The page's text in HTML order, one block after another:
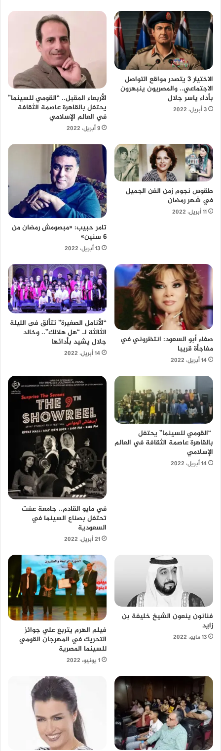
الاختيار 3 يتصدر مواقع التواصل
الاجتماعي.. والمصريون ينبهرون
بأداء ياسر جلال
3 أبريل، 2022
الأربعاء المقبل.. “القومي للسينما”
يحتفل بالقاهرة عاصمة الثقافة
في العالم الإسلامي
9 أبريل، 2022
طقوس نجوم زمن الفن الجميل
في شهر رمضان
11 أبريل، 2022
تامر حبيب: «مبصومش رمضان من
6 سنين»
13 أبريل، 2022
صفاء أبو السعود: انتظروني في
مفاجأة قريبا
14 أبريل، 2022
“الأنامل الصغيرة” تتألق فى الليلة
الثالثة لـ “هل هلالك”.. وخالد
جلال يشيد بأدائها
14 أبريل، 2022
“القومي للسينما” يحتفل
بالقاهرة عاصمة الثقافة في العالم
الإسلامي
14 أبريل، 2022
في مايو القادم.. جامعة عفت
تحتفل بصناع السينما في
السعودية
21 أبريل، 2022
فنانون ينعون الشيخ خليفة بن
زايد
13 مايو، 2022
فيلم الهرم يتربع علي جوائز
التحريك في المهرجان القومي
للسينما المصرية
1 يونيو، 2022